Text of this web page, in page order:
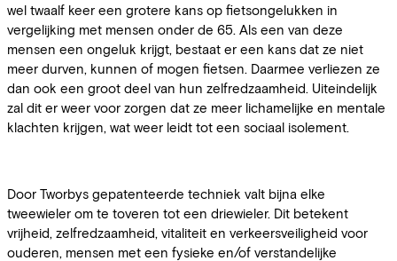
wel twaalf keer een grotere kans op fietsongelukken in
vergelijking met mensen onder de 65. Als een van deze
mensen een ongeluk krijgt, bestaat er een kans dat ze niet
meer durven, kunnen of mogen fietsen. Daarmee verliezen ze
dan ook een groot deel van hun zelfredzaamheid. Uiteindelijk
zal dit er weer voor zorgen dat ze meer lichamelijke en mentale
klachten krijgen, wat weer leidt tot een sociaal isolement.
Door Tworbys gepatenteerde techniek valt bijna elke
tweewieler om te toveren tot een driewieler. Dit betekent
vrijheid, zelfredzaamheid, vitaliteit en verkeersveiligheid voor
ouderen, mensen met een fysieke en/of verstandelijke